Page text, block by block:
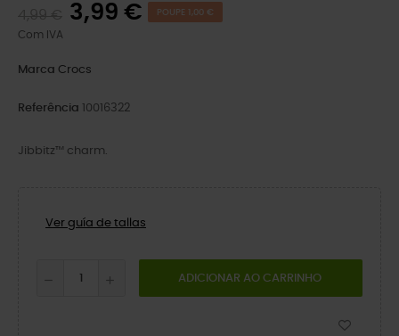
3,99 € POUPE 1,00 €
Com IVA
Marca Crocs
Referência 10016322
Jibbitz™ charm.
Ver guía de tallas
ADICIONAR AO CARRINHO